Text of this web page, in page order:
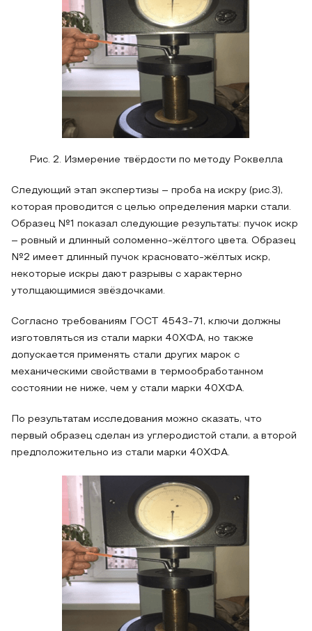
Рис. 2. Измерение твёрдости по методу Роквелла
Следующий этап экспертизы – проба на искру (рис.3),
которая проводится с целью определения марки стали.
Образец №1 показал следующие результаты: пучок искр
– ровный и длинный соломенно-жёлтого цвета. Образец
№2 имеет длинный пучок красновато-жёлтых искр,
некоторые искры дают разрывы с характерно
утолщающимися звёздочками.
Согласно требованиям ГОСТ 4543-71, ключи должны
изготовляться из стали марки 40ХФА, но также
допускается применять стали других марок с
механическими свойствами в термообработанном
состоянии не ниже, чем у стали марки 40ХФА.
По результатам исследования можно сказать, что
первый образец сделан из углеродистой стали, а второй
предположительно из стали марки 40ХФА.